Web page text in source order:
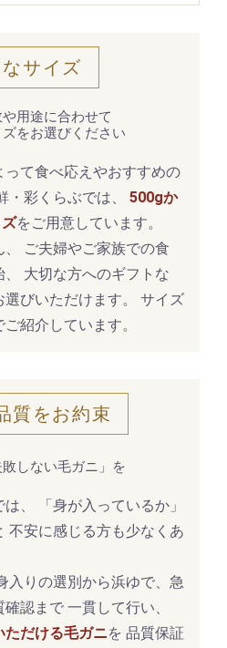
サイズ
用途に合わせて
をお選びください
て食べ応えやおすすめの
・彩くらぶでは、 500gか
をご用意しています。
ご夫婦やご家族での食
大切な方へのギフトな
選びいただけます。 サイズ
紹介しています。
質をお約束
しない毛ガニ」を
、 「身が入っているか」
不安に感じる方も少なくあ
入りの選別から浜ゆで、急
認まで 一貫して行い、
だける毛ガニを 品質保証